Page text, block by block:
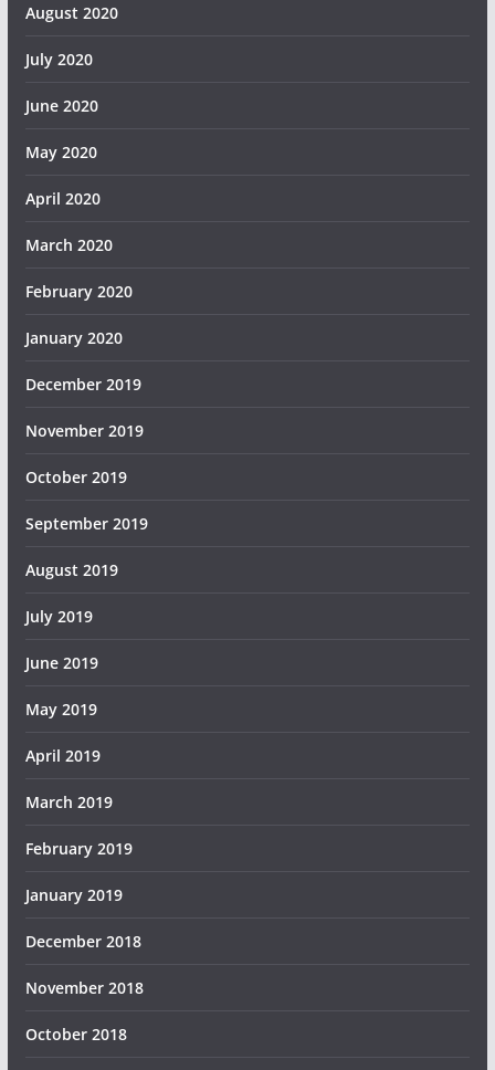
August 2020
July 2020
June 2020
May 2020
April 2020
March 2020
February 2020
January 2020
December 2019
November 2019
October 2019
September 2019
August 2019
July 2019
June 2019
May 2019
April 2019
March 2019
February 2019
January 2019
December 2018
November 2018
October 2018